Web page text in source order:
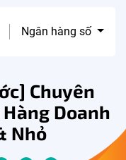
Ngân hàng số
Chuyên
Doanh
Nhỏ